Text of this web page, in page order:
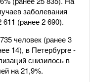
заболевания
(ранее 2 690).
человек (ранее 3
14), в Петербурге -
снизилось в
на 21,9%.